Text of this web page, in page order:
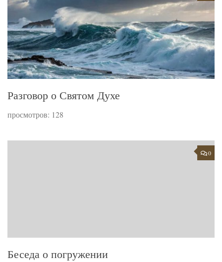
Разговор о Святом Духе
просмотров: 128
0
Беседа о погружении